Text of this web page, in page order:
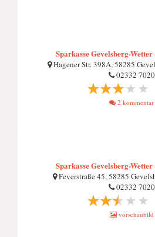
Sparkasse Gevelsberg-Wetter
Hagener Str. 398A, 58285
02332 7020
2 kommentar
Sparkasse Gevelsberg-Wetter
Feverstraße 45, 58285
02332 7020
vorschaubild